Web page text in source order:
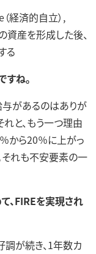
経済的自立）,
資産を形成した後、
る
ね。
があるのはありが
と、もう一つ理由
から20％に上がっ
それも不安要素の一
、FIREを実現され
が続き、1年数カ